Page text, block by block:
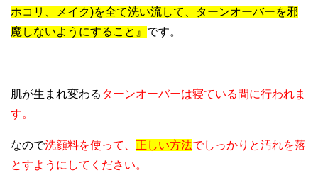
ホコリ、メイク)を全て洗い流して、ターンオーバーを邪
魔しないようにすること』 です。
肌が生まれ変わる ターンオーバーは寝ている間に行われま
す。
なので洗顔料を使って、 正しい方法でしっかりと汚れを落
とすようにしてください。